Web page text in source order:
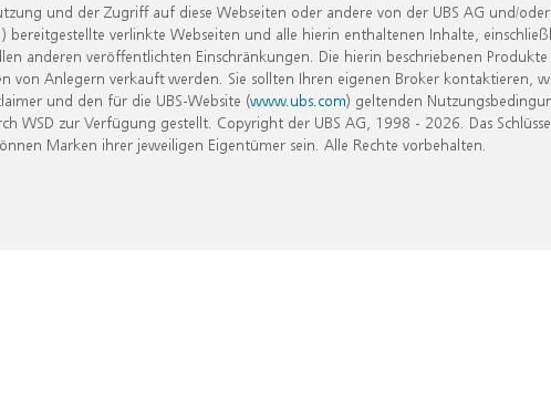
und der Zugriff auf diese Webseiten oder andere von der UBS AG und/
verlinkte Webseiten und alle hierin enthaltenen Inhalte,
anderen veröffentlichten Einschränkungen. Die hierin beschriebenen
Anlegern verkauft werden. Sie sollten Ihren eigenen Broker kontaktieren,
und den für die UBS-Website (www.ubs.com) geltenden
zur Verfügung gestellt. Copyright der UBS AG, 1998 - 2026. Das
Marken ihrer jeweiligen Eigentümer sein. Alle Rechte vorbehalten.